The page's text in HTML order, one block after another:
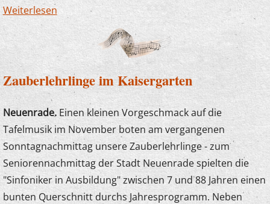
Weiterlesen über Junge Komponistin erhält Auszeichnung
Zauberlehrlinge im Kaisergarten
Neuenrade.Einen kleinen Vorgeschmack auf die
Tafelmusik im November boten am vergangenen
Sonntagnachmittag unsere Zauberlehrlinge - zum
Seniorennachmittag der Stadt Neuenrade spielten die
"Sinfoniker in Ausbildung" zwischen 7 und 88 Jahren einen
bunten Querschnitt durchs Jahresprogramm. Neben